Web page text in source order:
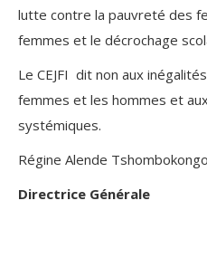
lutte contre la pauvreté des
femmes et le décrochage
Le CEJFI dit non aux
femmes et les hommes et
systémiques.
Régine Alende Tshombokongo
Directrice Générale